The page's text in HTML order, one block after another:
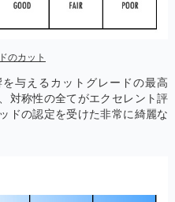
のカット
を与えるカットグレードの最高
対称性の全てがエクセレント評
ドの認定を受けた非常に綺麗な